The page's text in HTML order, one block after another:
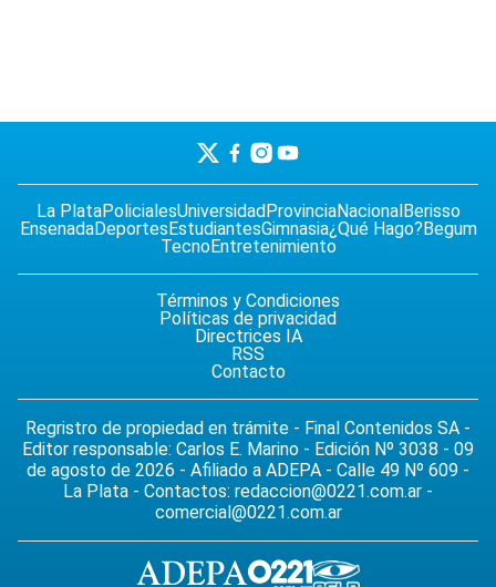
La PlataPolicialesUniversidadProvinciaNacionalBerisso
EnsenadaDeportesEstudiantesGimnasia¿Qué Hago?Begum
TecnoEntretenimiento
Términos y Condiciones
Políticas de privacidad
Directrices IA
RSS
Contacto
Regristro de propiedad en trámite - Final Contenidos SA -
Editor responsable: Carlos E. Marino - Edición Nº 3038 - 09
de agosto de 2026 - Afiliado a ADEPA - Calle 49 Nº 609 -
La Plata - Contactos: redaccion@0221.com.ar -
comercial@0221.com.ar